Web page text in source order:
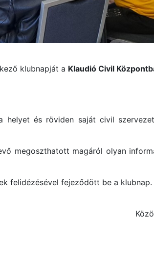
klubnapját a Klaudió Civil
helyet és röviden saját civil
megoszthatott magáról olyan
felidézésével fejeződött be a klubnap.